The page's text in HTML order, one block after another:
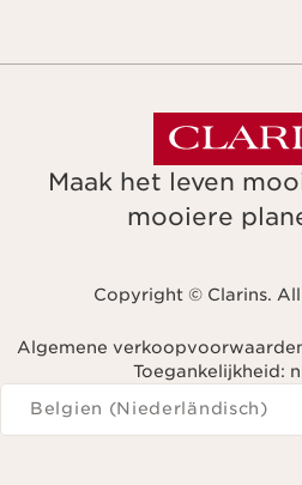
Maak het leven
mooiere
Copyright © Clarins.
Algemene
Toegankelijkheid:
Navigeren naar
Belgien (Niederländisch)